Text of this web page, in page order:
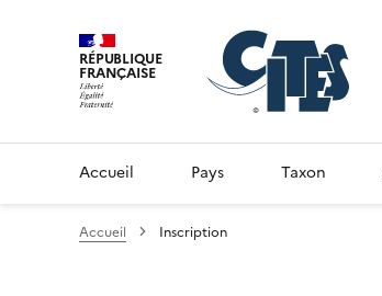
RÉPUBLIQUE
FRANÇAISE
Accueil Pays Taxon
Accueil Inscription